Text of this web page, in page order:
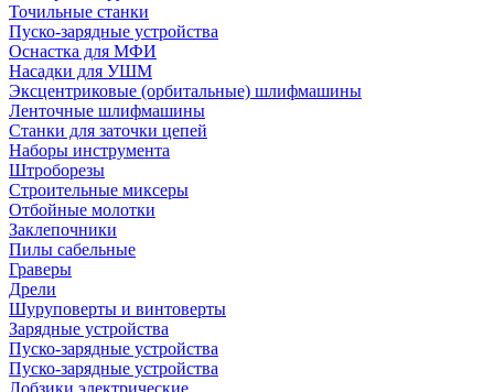
Точильные станки
Пуско-зарядные устройства
Оснастка для МФИ
Насадки для УШМ
Эксцентриковые (орбитальные) шлифмашины
Ленточные шлифмашины
Станки для заточки цепей
Наборы инструмента
Штроборезы
Строительные миксеры
Отбойные молотки
Заклепочники
Пилы сабельные
Граверы
Дрели
Шуруповерты и винтоверты
Зарядные устройства
Пуско-зарядные устройства
Пуско-зарядные устройства
Лобзики электрические